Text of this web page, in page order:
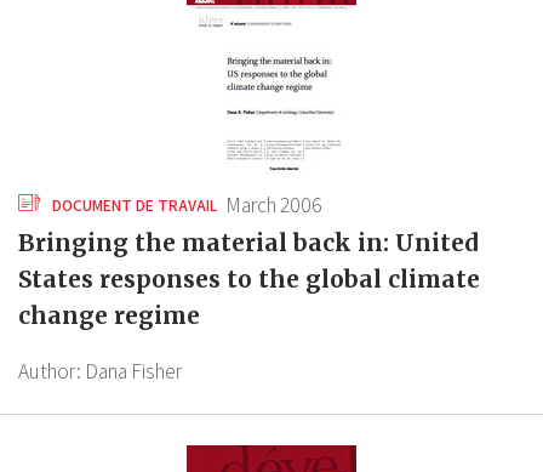
DOCUMENT DE TRAVAIL March 2006
Bringing the material back in: United
States responses to the global climate
change regime
Author: Dana Fisher